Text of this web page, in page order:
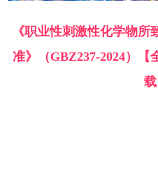
《职业性刺激性化学物
准》（GBZ237-2024）【
载